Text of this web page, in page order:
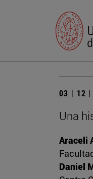
03 | 12 |
Una
Araceli
Daniel